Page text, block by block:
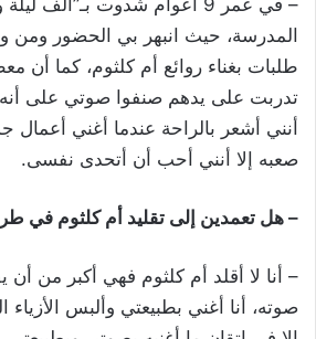
– في عمر 9 أعوام شدوت بـ”ألف
المدرسة، حيث انبهر بي الحضور ومن
طلبات بغناء روائع أم كلثوم، كما أن
تدربت على يدهم صنفوا صوتي على أنه
أنني أشعر بالراحة عندما أغني أعمال
صعبه إلا أنني أحب أن أتحدى نفسى.
– هل تعمدين إلى تقليد أم كلثوم في
– أنا لا أقلد أم كلثوم فهي أكبر من أن
صوته، أنا أغني بطبيعتي وألبس الأزياء